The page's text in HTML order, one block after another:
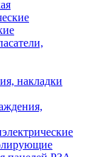
накладки